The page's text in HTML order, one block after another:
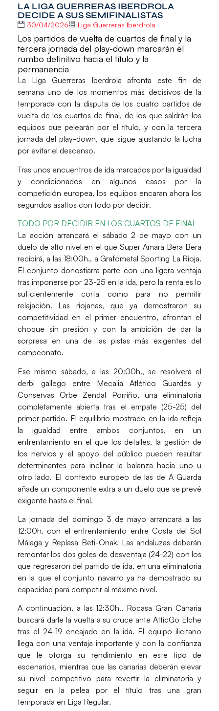
LA LIGA GUERRERAS IBERDROLA
DECIDE A SUS SEMIFINALISTAS
30/04/2026 Liga Guerreras Iberdrola
Los partidos de vuelta de cuartos de final y la
tercera jornada del play-down marcarán el
rumbo definitivo hacia el título y la
permanencia
La Liga Guerreras Iberdrola afronta este fin de
semana uno de los momentos más decisivos de la
temporada con la disputa de los cuatro partidos de
vuelta de los cuartos de final, de los que saldrán los
equipos que pelearán por el título, y con la tercera
jornada del play-down, que sigue ajustando la lucha
por evitar el descenso.
Tras unos encuentros de ida marcados por la igualdad
y condicionados en algunos casos por la
competición europea, los equipos encaran ahora los
segundos asaltos con todo por decidir.
TODO POR DECIDIR EN LOS CUARTOS DE FINAL
La acción arrancará el sábado 2 de mayo con un
duelo de alto nivel en el que Super Amara Bera Bera
recibirá, a las18:00h., a Grafometal Sporting La Rioja.
El conjunto donostiarra parte con una ligera ventaja
tras imponerse por 23-25 en la ida, pero la renta es lo
suficientemente corta como para no permitir
relajación. Las riojanas, que ya demostraron su
competitividad en el primer encuentro, afrontan el
choque sin presión y con la ambición de dar la
sorpresa en una de las pistas más exigentes del
campeonato.
Ese mismo sábado, a las 20:00h., se resolverá el
derbi gallego entre Mecalia Atlético Guardés y
Conservas Orbe Zendal Porriño, una eliminatoria
completamente abierta tras el empate (25-25) del
primer partido. El equilibrio mostrado en la ida refleja
la igualdad entre ambos conjuntos, en un
enfrentamiento en el que los detalles, la gestión de
los nervios y el apoyo del público pueden resultar
determinantes para inclinar la balanza hacia uno u
otro lado. El contexto europeo de las de A Guarda
añade un componente extra a un duelo que se prevé
exigente hasta el final.
La jornada del domingo 3 de mayo arrancará a las
12:00h. con el enfrentamiento entreCosta del Sol
Málaga y Replasa Beti-Onak. Las andaluzas deberán
remontar los dos goles de desventaja (24-22) con los
que regresaron del partido de ida, en una eliminatoria
en la que el conjunto navarro ya ha demostrado su
capacidad para competir al máximo nivel.
A continuación, a las12:30h., Rocasa Gran Canaria
buscará darle la vuelta a su cruce anteAtticGo Elche
tras el 24-19 encajado en la ida. El equipo ilicitano
llega con una ventaja importante y con la confianza
que le otorga su rendimiento en este tipo de
escenarios, mientras que las canarias deberán elevar
su nivel competitivo para revertir la eliminatoria y
seguir en la pelea por el título tras una gran
temporada en Liga Regular.